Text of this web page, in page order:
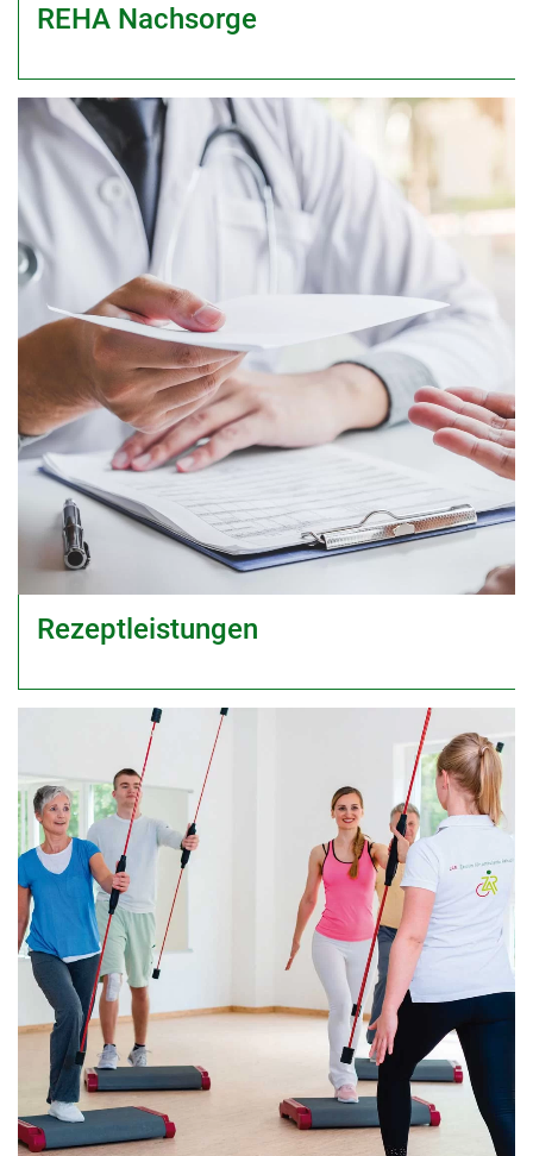
REHA Nachsorge
Rezeptleistungen